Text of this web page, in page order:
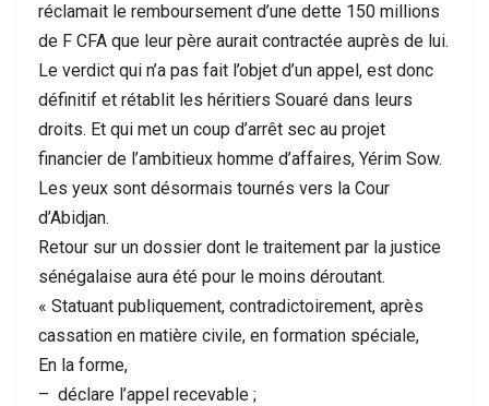
réclamait le remboursement d’une dette 150 millions
de F CFA que leur père aurait contractée auprès de lui.
Le verdict qui n’a pas fait l’objet d’un appel, est donc
définitif et rétablit les héritiers Souaré dans leurs
droits. Et qui met un coup d’arrêt sec au projet
financier de l’ambitieux homme d’affaires, Yérim Sow.
Les yeux sont désormais tournés vers la Cour
d’Abidjan.
Retour sur un dossier dont le traitement par la justice
sénégalaise aura été pour le moins déroutant.
« Statuant publiquement, contradictoirement, après
cassation en matière civile, en formation spéciale,
En la forme,
– déclare l’appel recevable ;